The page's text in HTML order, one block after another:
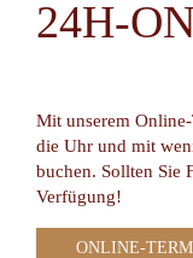
24H-
Mit unserem
die Uhr und mit
buchen. Sollten Sie
Verfügung!
ONLINE-